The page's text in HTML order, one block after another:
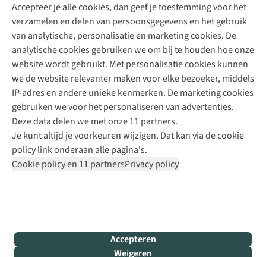
Accepteer je alle cookies, dan geef je toestemming voor het
verzamelen en delen van persoonsgegevens en het gebruik
van analytische, personalisatie en marketing cookies. De
analytische cookies gebruiken we om bij te houden hoe onze
website wordt gebruikt. Met personalisatie cookies kunnen
we de website relevanter maken voor elke bezoeker, middels
IP-adres en andere unieke kenmerken. De marketing cookies
gebruiken we voor het personaliseren van advertenties.
Deze data delen we met onze 11 partners.
Je kunt altijd je voorkeuren wijzigen. Dat kan via de cookie
policy link onderaan alle pagina's.
Cookie policy en 11 partnersPrivacy policy
Accepteren
Weigeren
+31 (0)85 888 50 88
+31 6 12 28 49 80
Contactformulier
Bever